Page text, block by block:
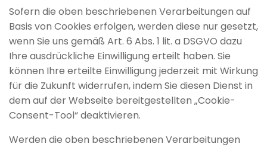
Sofern die oben beschriebenen Verarbeitungen auf
Basis von Cookies erfolgen, werden diese nur gesetzt,
wenn Sie uns gemäß Art. 6 Abs. 1 lit. a DSGVO dazu
Ihre ausdrückliche Einwilligung erteilt haben. Sie
können Ihre erteilte Einwilligung jederzeit mit Wirkung
für die Zukunft widerrufen, indem Sie diesen Dienst in
dem auf der Webseite bereitgestellten „Cookie-
Consent-Tool“ deaktivieren.
Werden die oben beschriebenen Verarbeitungen